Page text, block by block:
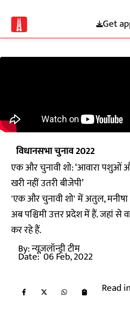
Get
विधानसभा चुनाव 2022
एक और चुनावी शो: ‘आवारा पशुओं
खरी नहीं उतरी बीजेपी’
'एक और चुनावी शो' में अतुल,
अब पश्चिमी उत्तर प्रदेश में हैं. जहां से
कर रहे हैं.
By:न्यूज़लॉन्ड्री टीम
Date: 06 Feb, 2022
Read